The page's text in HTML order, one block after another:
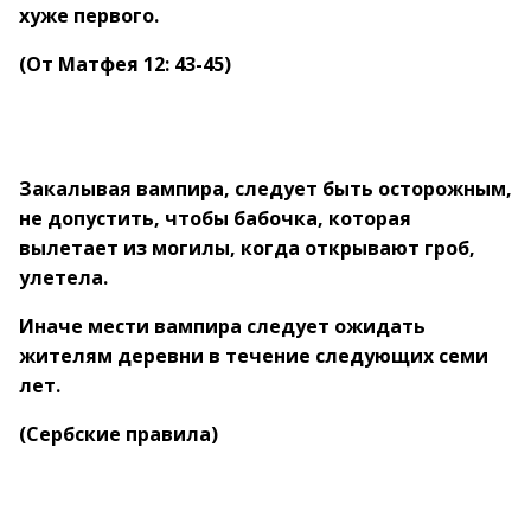
хуже первого.
(От Матфея 12: 43-45)
Закалывая вампира, следует быть осторожным,
не допустить, чтобы бабочка, которая
вылетает из могилы, когда открывают гроб,
улетела.
Иначе мести вампира следует ожидать
жителям деревни в течение следующих семи
лет.
(Сербские правила)